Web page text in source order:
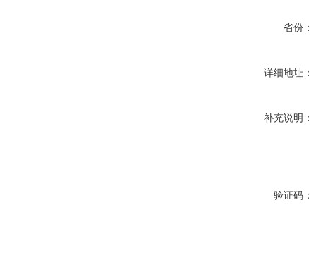
省份：
详细地址：
补充说明：
验证码：